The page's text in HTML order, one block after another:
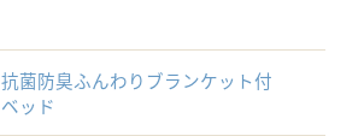
抗菌防臭ふんわりブランケット付
ベッド